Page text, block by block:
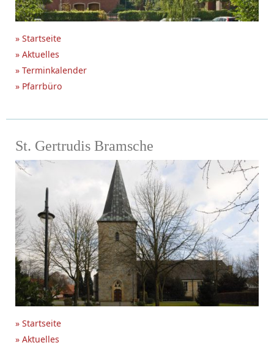
» Startseite
» Aktuelles
» Terminkalender
» Pfarrbüro
St. Gertrudis Bramsche
» Startseite
» Aktuelles